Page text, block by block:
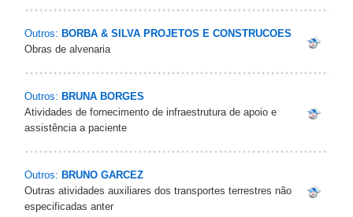
Outros: BORBA & SILVA PROJETOS E CONSTRUCOES
Obras de alvenaria
Outros: BRUNA BORGES
Atividades de fornecimento de infraestrutura de apoio e
assistência a paciente
Outros: BRUNO GARCEZ
Outras atividades auxiliares dos transportes terrestres não
especificadas anter